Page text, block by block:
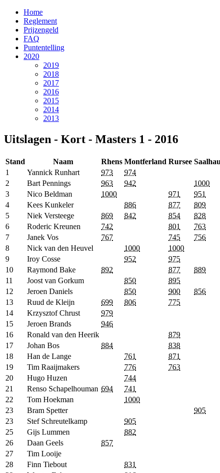
Home
Reglement
Prijzengeld
FAQ
Puntentelling
2020
2019
2018
2017
2016
2015
2014
2013
Uitslagen - Kort - Masters 1 - 2016
Stand Naam Rhens Montferland Rursee
1
Yannick Runhart 973
974
2
Bart Pennings 963 942
1000
3
Nico Beldman 1000 971
951
4
Kees Kunkeler 886 877
809
5
Niek Versteege 869 842 854
828
6
Roderic Kreunen 742 801
763
7
Janek Vos 767 745
756
8
Nick van den Heuvel 1000
1000
9
Iroy Cosse 952
975
10
Raymond Bake 892 877
889
11
Joost van Gorkum 850
895
12
Jeroen Daniels 850 900
856
13
Ruud de Kleijn 699 806
775
14
Krzysztof Chrust
979
15
Jeroen Brands
946
16
Ronald van den Heerik
879
17
Johan Bos 884
838
18
Han de Lange 761
871
19
Tim Raaijmakers 776
763
20
Hugo Huzen
744
21
Renso Schapelhouman 694
741
22
Tom Hoekman
1000
23
Bram Spetter
905
23
Stef Schreutelkamp
905
25
Gijs Lummen
882
26
Daan Geels
857
27
Tim Looije
28
Finn Tiebout
831